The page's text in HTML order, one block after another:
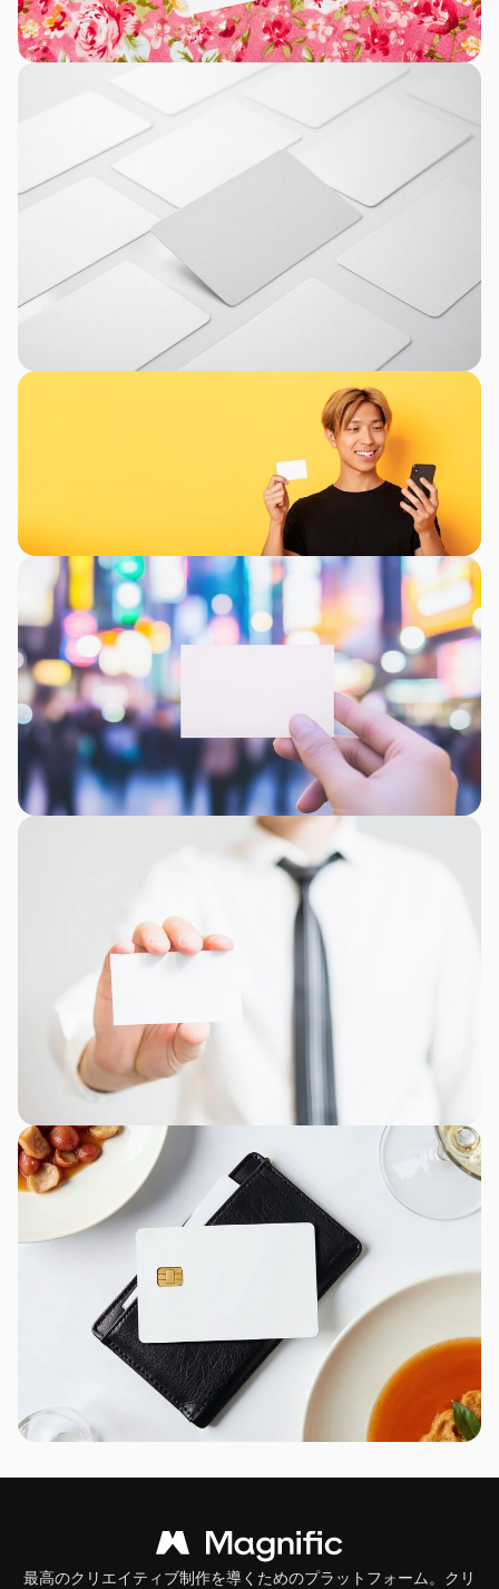
最高のクリエイティブ制作を導くためのプラットフォーム。クリ